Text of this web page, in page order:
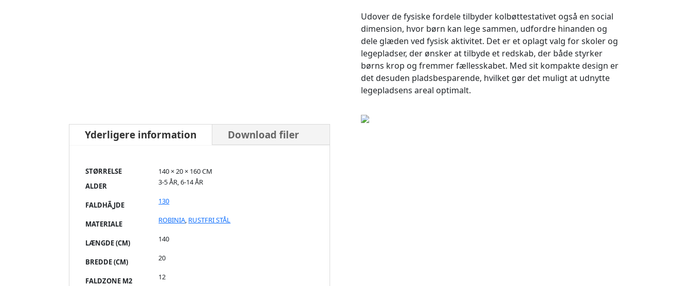
Udover de fysiske fordele tilbyder kolbøttestativet også en social
dimension, hvor børn kan lege sammen, udfordre hinanden og
dele glæden ved fysisk aktivitet. Det er et oplagt valg for skoler og
legepladser, der ønsker at tilbyde et redskab, der både styrker
børns krop og fremmer fællesskabet. Med sit kompakte design er
det desuden pladsbesparende, hvilket gør det muligt at udnytte
legepladsens areal optimalt.
Yderligere information Download filer
STØRRELSE
140 × 20 × 160 CM
ALDER
3-5 ÅR, 6-14 ÅR
FALDHÃ¸JDE 130
MATERIALE ROBINIA, RUSTFRI STÅL
LÆNGDE (CM) 140
BREDDE (CM) 20
FALDZONE M2 12